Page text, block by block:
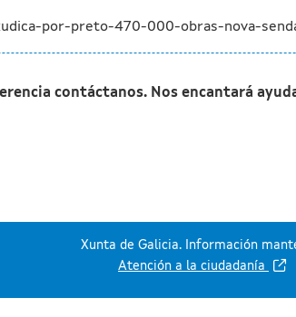
por-preto-470-000-obras-nova-
contáctanos. Nos encantará
Xunta de Galicia. Información
Atención a la ciudadanía